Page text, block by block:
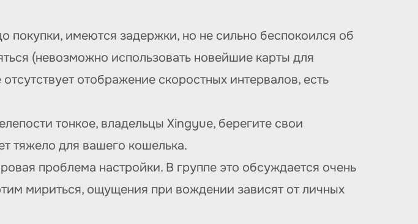
имеются задержки, но не сильно беспокоился об
(невозможно использовать новейшие карты для
отображение скоростных интервалов, есть
тонкое, владельцы Xingyue, берегите свои
тяжело для вашего кошелька.
проблема настройки. В группе это обсуждается очень
мириться, ощущения при вождении зависят от личных